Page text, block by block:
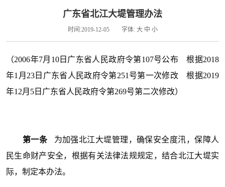
广东省北江大堤管理办法
时间:2019-12-05 字体: 大 中 小
（2006年7月10日广东省人民政府令第107号公布 根据2018
年1月23日广东省人民政府令第251号第一次修改 根据2019
年12月5日广东省人民政府令第269号第二次修改）
第一条 为加强北江大堤管理，确保安全度汛，保障人
民生命财产安全，根据有关法律法规规定，结合北江大堤实
际，制定本办法。